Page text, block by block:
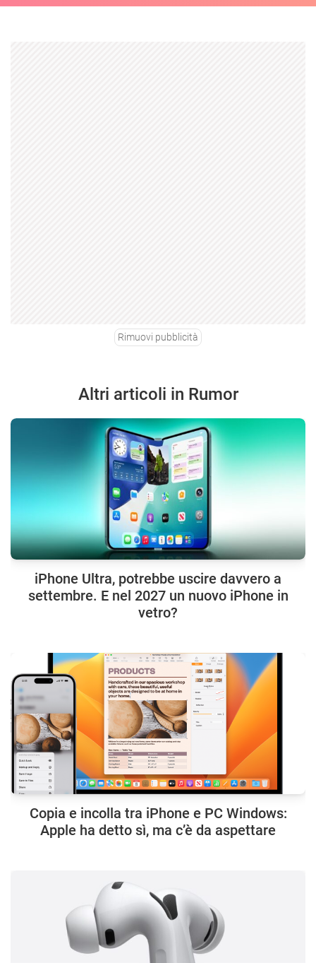
Rimuovi pubblicità
Altri articoli in Rumor
iPhone Ultra, potrebbe uscire davvero a
settembre. E nel 2027 un nuovo iPhone in
vetro?
Copia e incolla tra iPhone e PC Windows:
Apple ha detto sì, ma c’è da aspettare